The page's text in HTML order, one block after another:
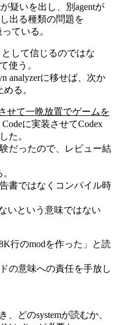
疑いを出し、別agentが
出る種類の問題を
ている。
して信じるのではな
使う。
analyzerに移せば、次か
る。
せて一晩放置でゲームを
Codeに実装させてCodex
た。
だったので、レビュー結
書ではなくコンパイル時
いという意味ではない
行のmodを作った」と読
の意味への責任を手放し
、どのsystemが読むか、